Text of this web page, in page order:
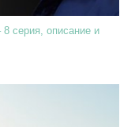
серия, описание и